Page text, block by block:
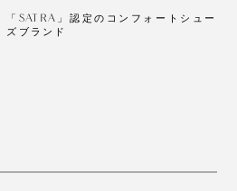
「SATRA」認定のコンフォートシュー
ズブランド